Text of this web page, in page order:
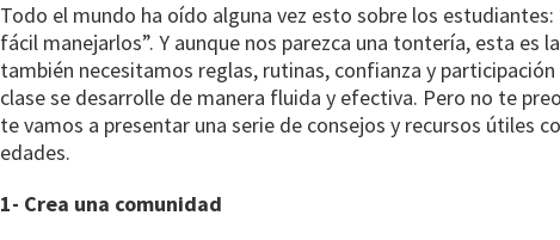
Todo el mundo ha oído alguna vez esto sobre los
fácil manejarlos”. Y aunque nos parezca una tontería, esta es
también necesitamos reglas, rutinas, confianza y
clase se desarrolle de manera fluida y efectiva. Pero no te
te vamos a presentar una serie de consejos y recursos útiles
edades.
1- Crea una comunidad